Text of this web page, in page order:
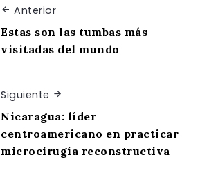
Anterior
Estas son las tumbas más
visitadas del mundo
Siguiente
Nicaragua: líder
centroamericano en practicar
microcirugía reconstructiva